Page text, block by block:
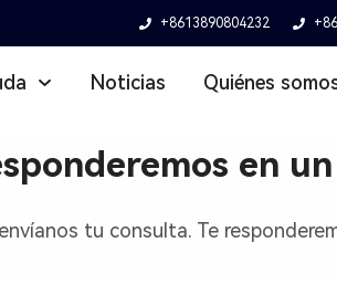
+8613890804232
Noticias Quiénes
en
tu consulta. Te